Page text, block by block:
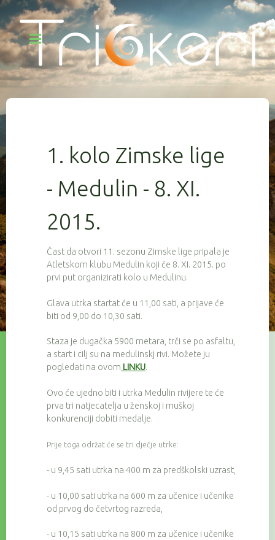
1. kolo Zimske lige
- Medulin - 8. XI.
2015.
Čast da otvori 11. sezonu Zimske lige pripala je
Atletskom klubu Medulin koji će 8. XI. 2015. po
prvi put organizirati kolo u Medulinu.
Glava utrka startat će u 11,00 sati, a prijave će
biti od 9,00 do 10,30 sati.
Staza je dugačka 5900 metara, trči se po asfaltu,
a start i cilj su na medulinskj rivi. Možete ju
pogledati na ovom LINKU.
Ovo će ujedno biti i utrka Medulin rivijere te će
prva tri natjecatelja u ženskoj i muškoj
konkurenciji dobiti medalje.
Prije toga održat će se tri dječje utrke:
- u 9,45 sati utrka na 400 m za predškolski uzrast,
- u 10,00 sati utrka na 600 m za učenice i učenike
od prvog do četvrtog razreda,
- u 10,15 sati utrka na 800 m za učenice i učenike